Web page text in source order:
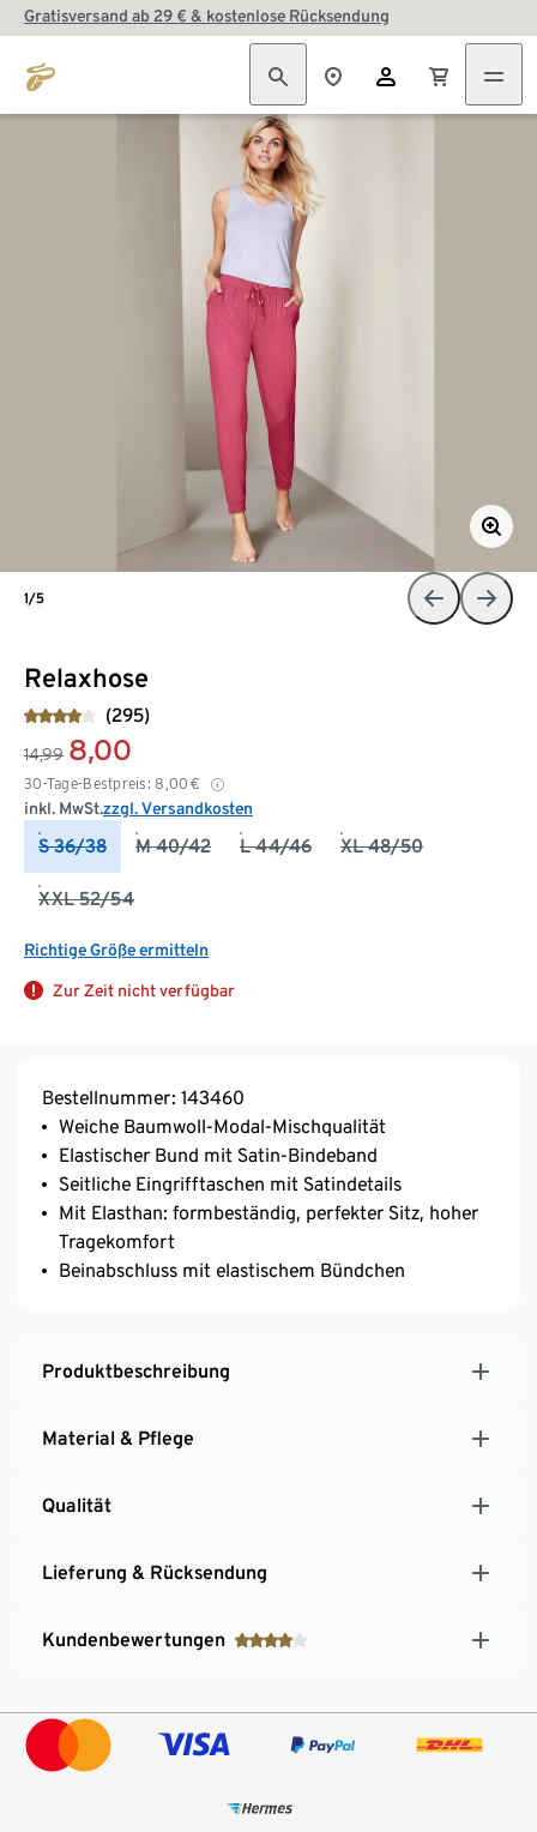
Gratisversand ab 29 € & kostenlose Rücksendung
Relaxhose
(295)
14,99 8,00
30-Tage-Bestpreis: 8,00 €
inkl. MwSt.zzgl. Versandkosten
S 36/38 M 40/42 L 44/46 XL 48/50
XXL 52/54
Richtige Größe ermitteln
Zur Zeit nicht verfügbar
1/5
Bestellnummer: 143460
Weiche Baumwoll-Modal-Mischqualität
Elastischer Bund mit Satin-Bindeband
Seitliche Eingrifftaschen mit Satindetails
Mit Elasthan: formbeständig, perfekter Sitz, hoher
Tragekomfort
Beinabschluss mit elastischem Bündchen
Produktbeschreibung
Material & Pflege
Qualität
Lieferung & Rücksendung
Kundenbewertungen